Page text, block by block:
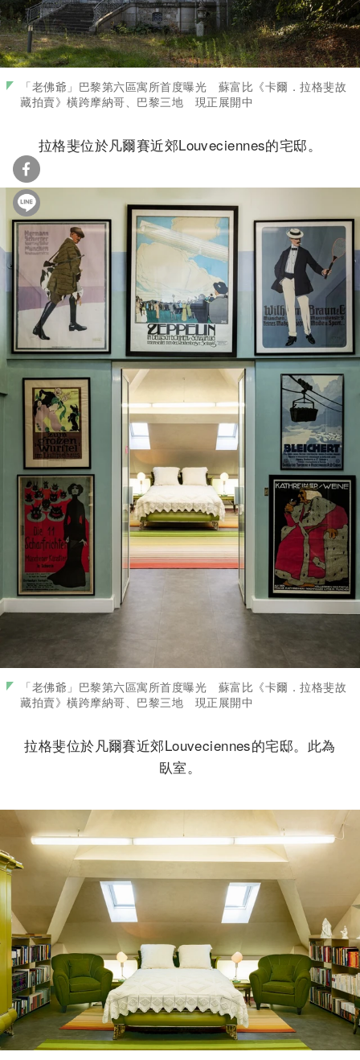
「老佛爺」巴黎第六區寓所首度曝光 蘇富比《卡爾．拉格斐故
藏拍賣》橫跨摩納哥、巴黎三地 現正展開中
拉格斐位於凡爾賽近郊Louveciennes的宅邸。
「老佛爺」巴黎第六區寓所首度曝光 蘇富比《卡爾．拉格斐故
藏拍賣》橫跨摩納哥、巴黎三地 現正展開中
拉格斐位於凡爾賽近郊Louveciennes的宅邸。此為
臥室。